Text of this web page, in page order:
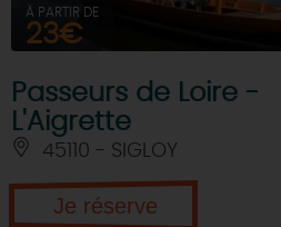
À PARTIR DE
23€
Passeurs de Loire -
L'Aigrette
45110 - SIGLOY
Je réserve